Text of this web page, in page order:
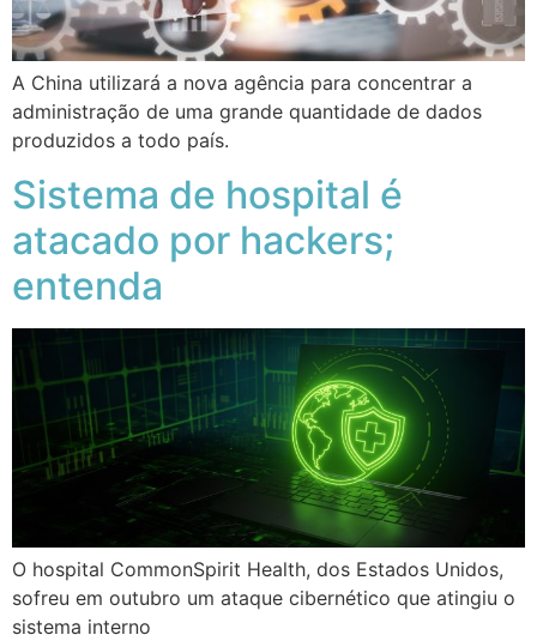
A China utilizará a nova agência para concentrar a
administração de uma grande quantidade de dados
produzidos a todo país.
Sistema de hospital é
atacado por hackers;
entenda
O hospital CommonSpirit Health, dos Estados Unidos,
sofreu em outubro um ataque cibernético que atingiu o
sistema interno